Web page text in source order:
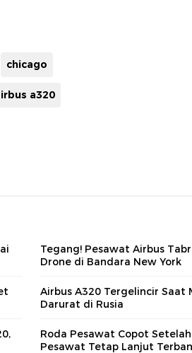
chicago
a320
Tegang! Pesawat Airbus
Drone di Bandara New York
Airbus A320 Tergelincir Saat
Darurat di Rusia
Roda Pesawat Copot
Pesawat Tetap Lanjut